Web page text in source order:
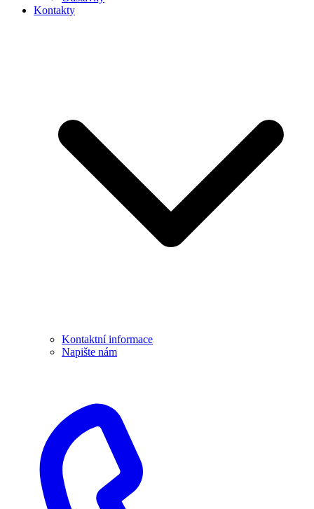
Kontakty
Kontaktní informace
Napište nám